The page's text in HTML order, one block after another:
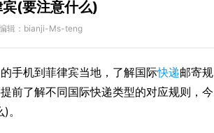
(要注意什么)
辑：bianji-Ms-teng
手机到菲律宾当地，了解国际快递邮寄规
前了解不同国际快递类型的对应规则，今